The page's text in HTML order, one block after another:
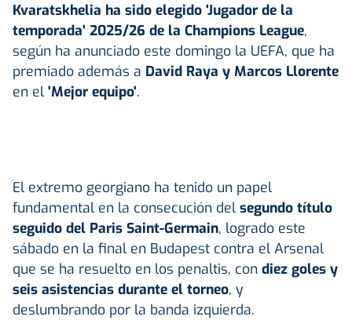
Kvaratskhelia ha sido elegido 'Jugador de la
temporada' 2025/26 de la Champions League,
según ha anunciado este domingo la UEFA, que ha
premiado además a David Raya y Marcos Llorente
en el 'Mejor equipo'.
El extremo georgiano ha tenido un papel
fundamental en la consecución del segundo título
seguido del Paris Saint-Germain, logrado este
sábado en la final en Budapest contra el Arsenal
que se ha resuelto en los penaltis, con diez goles y
seis asistencias durante el torneo, y
deslumbrando por la banda izquierda.